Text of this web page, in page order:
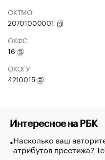
ОКТМО
20701000001
ОКФС
16
ОКОГУ
4210015
Интересное на РБК
Насколько ваш
атрибутов престижа?